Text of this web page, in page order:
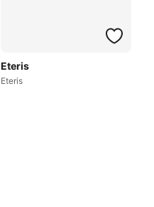
Eteris
Eteris